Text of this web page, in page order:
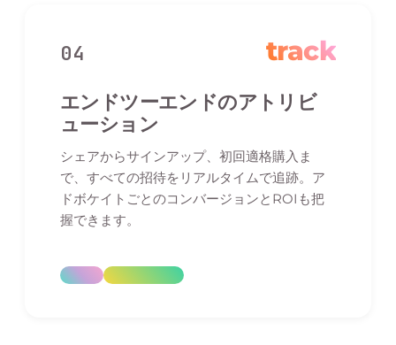
04 track
エンドツーエンドのアトリビ
ューション
シェアからサインアップ、初回適格購入ま
で、すべての招待をリアルタイムで追跡。ア
ドボケイトごとのコンバージョンとROIも把
握できます。